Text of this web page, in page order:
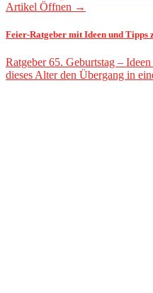
Artikel Öffnen →
Feier-Ratgeber mit Ideen und Tipps
Ratgeber 65. Geburtstag –
dieses Alter den Übergang in